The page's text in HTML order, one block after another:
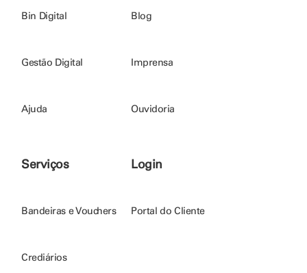
Bin Digital
Gestão Digital
Ajuda
Blog
Imprensa
Ouvidoria
Serviços
Bandeiras e Vouchers
Crediários
Login
Portal do Cliente